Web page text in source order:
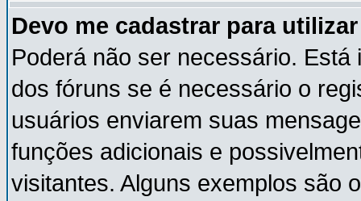
Devo me cadastrar para
Poderá não ser necessário.
dos fóruns se é necessário o
usuários enviarem suas
funções adicionais e
visitantes. Alguns exemplos são